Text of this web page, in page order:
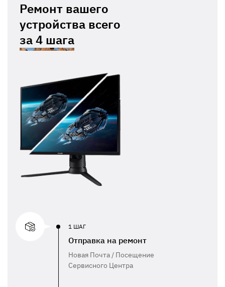
Ремонт вашего
устройства всего
за4 шага
1 ШАГ
Отправка на ремонт
Новая Почта / Посещение
Сервисного Центра